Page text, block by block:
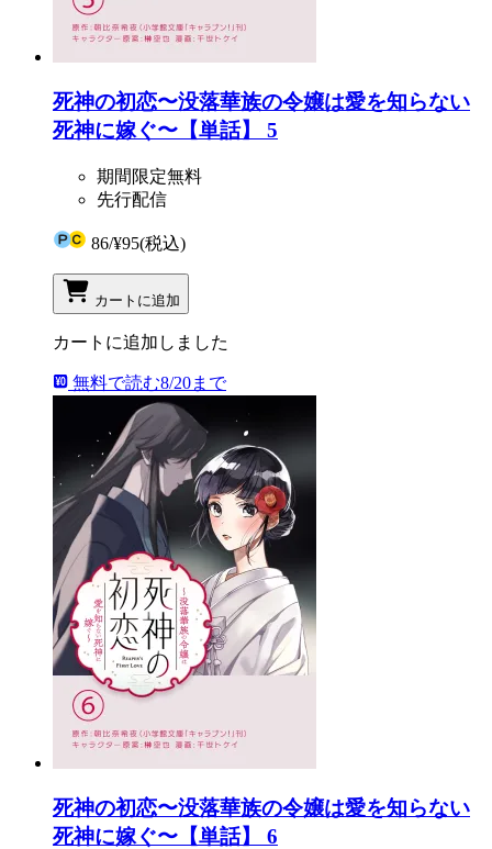
死神の初恋〜没落華族の令嬢は愛を知らない
死神に嫁ぐ〜【単話】 5
期間限定無料
先行配信
86/¥95(税込)
カートに追加
カートに追加しました
無料で読む8/20まで
死神の初恋〜没落華族の令嬢は愛を知らない
死神に嫁ぐ〜【単話】 6